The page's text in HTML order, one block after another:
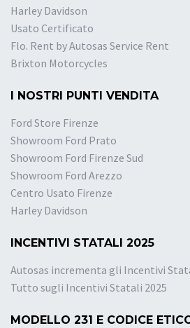
Harley Davidson
Usato Certificato
Flo. Rent by Autosas Service Rent
Brixton Motorcycles
I NOSTRI PUNTI VENDITA
Ford Store Firenze
Showroom Ford Prato
Showroom Ford Firenze Sud
Showroom Ford Arezzo
Centro Usato Firenze
Harley Davidson
INCENTIVI STATALI 2025
Autosas incrementa gli Incentivi
Tutto sugli Incentivi Statali 2025
MODELLO 231 E CODICE